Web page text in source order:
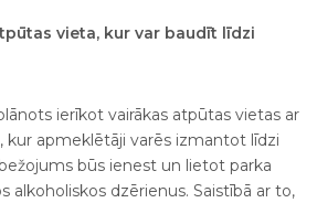
vieta, kur var baudīt līdzi
ierīkot vairākas atpūtas vietas ar
kur apmeklētāji varēs izmantot līdzi
būs ienest un lietot parka
alkoholiskos dzērienus. Saistībā ar to,